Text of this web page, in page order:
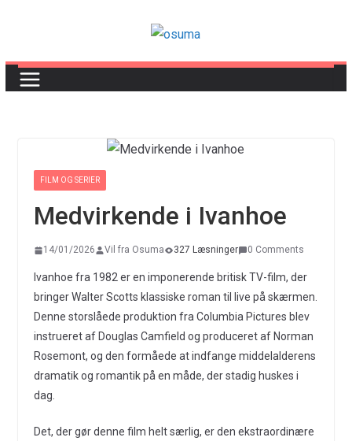
content
FILM OG SERIER
Medvirkende i Ivanhoe
14/01/2026 Vil fra Osuma 327 Læsninger 0 Comments
Ivanhoe fra 1982 er en imponerende britisk TV-film, der
bringer Walter Scotts klassiske roman til live på skærmen.
Denne storslåede produktion fra Columbia Pictures blev
instrueret af Douglas Camfield og produceret af Norman
Rosemont, og den formåede at indfange middelalderens
dramatik og romantik på en måde, der stadig huskes i
dag.
Det, der gør denne film helt særlig, er den ekstraordinære